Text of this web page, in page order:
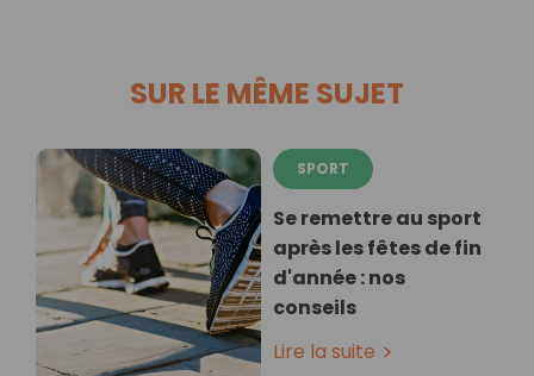
SUR LE MÊME SUJET
SPORT
Se remettre au sport
après les fêtes de fin
d'année : nos
conseils
Lire la suite